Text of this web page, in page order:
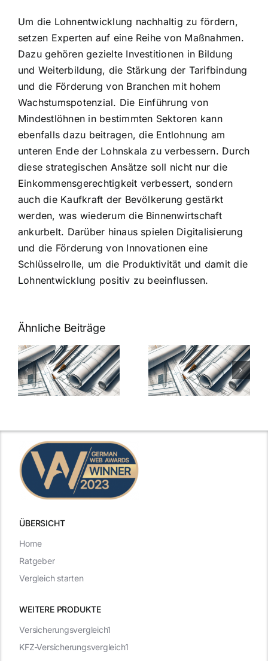
Um die Lohnentwicklung nachhaltig zu fördern,
setzen Experten auf eine Reihe von Maßnahmen.
Dazu gehören gezielte Investitionen in Bildung
und Weiterbildung, die Stärkung der Tarifbindung
und die Förderung von Branchen mit hohem
Wachstumspotenzial. Die Einführung von
Mindestlöhnen in bestimmten Sektoren kann
ebenfalls dazu beitragen, die Entlohnung am
unteren Ende der Lohnskala zu verbessern. Durch
diese strategischen Ansätze soll nicht nur die
Einkommensgerechtigkeit verbessert, sondern
auch die Kaufkraft der Bevölkerung gestärkt
werden, was wiederum die Binnenwirtschaft
ankurbelt. Darüber hinaus spielen Digitalisierung
und die Förderung von Innovationen eine
Schlüsselrolle, um die Produktivität und damit die
Lohnentwicklung positiv zu beeinflussen.
Ähnliche Beiträge
7 Mythen
über
Architekten-
Gehälter
7 Mythen
über
Architekten-
Gehälter
ÜBERSICHT
WEITERE PRODUKTE
Versicherungsvergleich1
KFZ-Versicherungsvergleich1
Home
Ratgeber
Vergleich starten